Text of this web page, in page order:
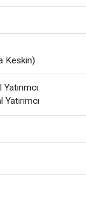
Keskin)